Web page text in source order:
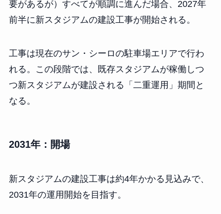
要があるが）すべてが順調に進んだ場合、2027年
前半に新スタジアムの建設工事が開始される。
工事は現在のサン・シーロの駐車場エリアで行わ
れる。この段階では、既存スタジアムが稼働しつ
つ新スタジアムが建設される「二重運用」期間と
なる。
2031年：開場
新スタジアムの建設工事は約4年かかる見込みで、
2031年の運用開始を目指す。